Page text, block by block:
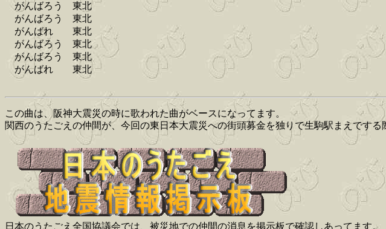
がんばろう 東北
がんばろう 東北
がんばれ 東北
がんばろう 東北
がんばろう 東北
がんばれ 東北
この曲は、阪神大震災の時に歌われた曲がベースになってます。
関西のうたごえの仲間が、今回の東日本大震災への街頭募金を独りで生駒駅まえです
日本のうたごえ全国協議会では、被災地での仲間の消息を掲示板で確認しあってます。